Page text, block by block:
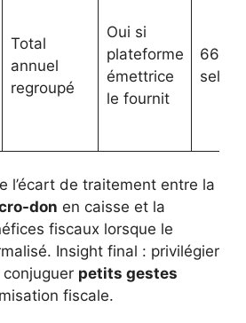
Total
annuel
regroupé
Oui si
plateforme
émettrice
le fournit
66 %
selon
l’écart de traitement entre la
don en caisse et la
fiscaux lorsque le
Insight final : privilégier
petits gestes
fiscale.